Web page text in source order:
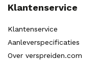
Klantenservice
Klantenservice
Aanleverspecificaties
Over verspreiden.com